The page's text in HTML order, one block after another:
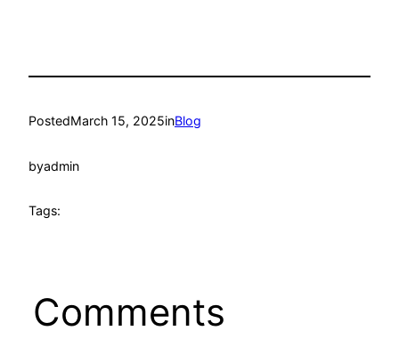
PostedMarch 15, 2025inBlog
byadmin
Tags:
Comments